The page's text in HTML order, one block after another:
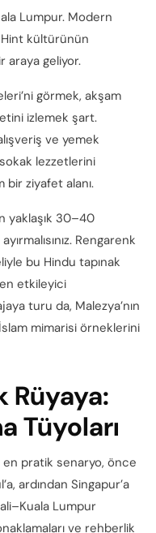
Lumpur. Modern
kültürünün
araya geliyor.
görmek, akşam
izlemek şart.
ve yemek
lezzetlerini
bir ziyafet alanı.
yaklaşık 30–40
Rengarenk
bu Hindu tapınak
etkileyici
turu da, Malezya’nın
mimarisi örneklerini
Rüyaya:
Tüyoları
en pratik senaryo, önce
ardından Singapur’a
Lumpur
ve rehberlik